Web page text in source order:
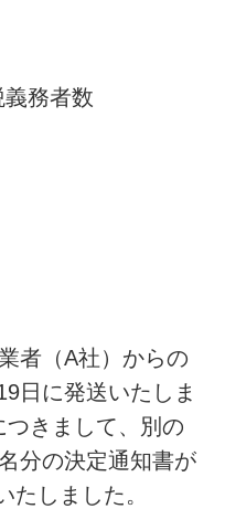
務者数
者（A社）からの
日に発送いたしま
つきまして、別の
分の決定通知書が
たしました。